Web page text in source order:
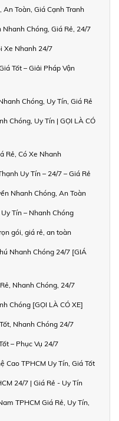
Toàn, Giá Cạnh Tranh
Nhanh Chóng, Giá Rẻ, 24/7
Xe Nhanh 24/7
Tốt – Giải Pháp Vận
Chóng, Uy Tín, Giá Rẻ
Chóng, Uy Tín | GỌI LÀ CÓ
Rẻ, Có Xe Nhanh
Uy Tín – 24/7 – Giá Rẻ
Nhanh Chóng, An Toàn
Tín – Nhanh Chóng
gói, giá rẻ, an toàn
Nhanh Chóng 24/7 [GIÁ
Nhanh Chóng, 24/7
Chóng [GỌI LÀ CÓ XE]
Nhanh Chóng 24/7
– Phục Vụ 24/7
Cao TPHCM Uy Tín, Giá Tốt
24/7 | Giá Rẻ - Uy Tín
TPHCM Giá Rẻ, Uy Tín,